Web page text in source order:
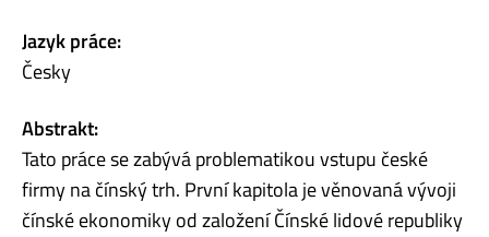
Jazyk práce:
Česky
Abstrakt:
Tato práce se zabývá problematikou vstupu české
firmy na čínský trh. První kapitola je věnovaná vývoji
čínské ekonomiky od založení Čínské lidové republiky